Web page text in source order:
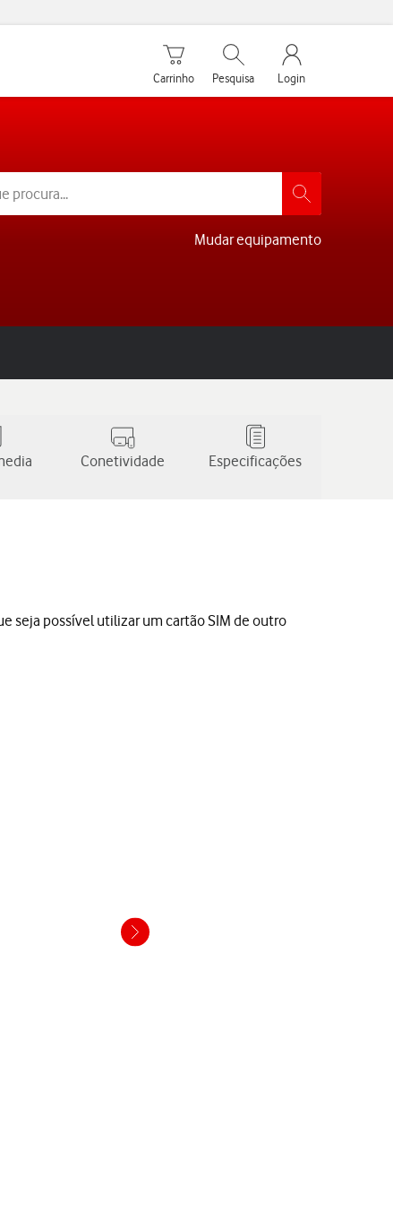
Carrinho de compras
Carrinho
Pesquisar
Pesquisa
My Vodafone
Login
Mudar equipamento
Conetividade Especificações
seja possível utilizar um cartão SIM de outro